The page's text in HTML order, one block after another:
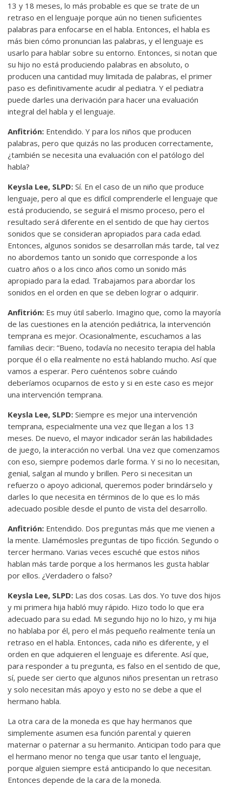
13 y 18 meses, lo más probable es que se trate de un
retraso en el lenguaje porque aún no tienen suficientes
palabras para enfocarse en el habla. Entonces, el habla es
más bien cómo pronuncian las palabras, y el lenguaje es
usarlo para hablar sobre su entorno. Entonces, si notan que
su hijo no está produciendo palabras en absoluto, o
producen una cantidad muy limitada de palabras, el primer
paso es definitivamente acudir al pediatra. Y el pediatra
puede darles una derivación para hacer una evaluación
integral del habla y el lenguaje.
Anfitrión: Entendido. Y para los niños que producen
palabras, pero que quizás no las producen correctamente,
¿también se necesita una evaluación con el patólogo del
habla?
Keysla Lee, SLPD: Sí. En el caso de un niño que produce
lenguaje, pero al que es difícil comprenderle el lenguaje que
está produciendo, se seguirá el mismo proceso, pero el
resultado será diferente en el sentido de que hay ciertos
sonidos que se consideran apropiados para cada edad.
Entonces, algunos sonidos se desarrollan más tarde, tal vez
no abordemos tanto un sonido que corresponde a los
cuatro años o a los cinco años como un sonido más
apropiado para la edad. Trabajamos para abordar los
sonidos en el orden en que se deben lograr o adquirir.
Anfitrión: Es muy útil saberlo. Imagino que, como la mayoría
de las cuestiones en la atención pediátrica, la intervención
temprana es mejor. Ocasionalmente, escuchamos a las
familias decir: “Bueno, todavía no necesito terapia del habla
porque él o ella realmente no está hablando mucho. Así que
vamos a esperar. Pero cuéntenos sobre cuándo
deberíamos ocuparnos de esto y si en este caso es mejor
una intervención temprana.
Keysla Lee, SLPD: Siempre es mejor una intervención
temprana, especialmente una vez que llegan a los 13
meses. De nuevo, el mayor indicador serán las habilidades
de juego, la interacción no verbal. Una vez que comenzamos
con eso, siempre podemos darle forma. Y si no lo necesitan,
genial, salgan al mundo y brillen. Pero si necesitan un
refuerzo o apoyo adicional, queremos poder brindárselo y
darles lo que necesita en términos de lo que es lo más
adecuado posible desde el punto de vista del desarrollo.
Anfitrión: Entendido. Dos preguntas más que me vienen a
la mente. Llamémosles preguntas de tipo ficción. Segundo o
tercer hermano. Varias veces escuché que estos niños
hablan más tarde porque a los hermanos les gusta hablar
por ellos. ¿Verdadero o falso?
Keysla Lee, SLPD: Las dos cosas. Las dos. Yo tuve dos hijos
y mi primera hija habló muy rápido. Hizo todo lo que era
adecuado para su edad. Mi segundo hijo no lo hizo, y mi hija
no hablaba por él, pero el más pequeño realmente tenía un
retraso en el habla. Entonces, cada niño es diferente, y el
orden en que adquieren el lenguaje es diferente. Así que,
para responder a tu pregunta, es falso en el sentido de que,
sí, puede ser cierto que algunos niños presentan un retraso
y solo necesitan más apoyo y esto no se debe a que el
hermano habla.
La otra cara de la moneda es que hay hermanos que
simplemente asumen esa función parental y quieren
maternar o paternar a su hermanito. Anticipan todo para que
el hermano menor no tenga que usar tanto el lenguaje,
porque alguien siempre está anticipando lo que necesitan.
Entonces depende de la cara de la moneda.